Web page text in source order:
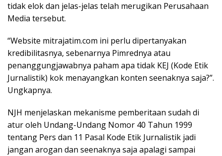
tidak elok dan jelas-jelas telah merugikan Perusahaan
Media tersebut.
“Website mitrajatim.com ini perlu dipertanyakan
kredibilitasnya, sebenarnya Pimrednya atau
penanggungjawabnya paham apa tidak KEJ (Kode Etik
Jurnalistik) kok menayangkan konten seenaknya saja?”.
Ungkapnya.
NJH menjelaskan mekanisme pemberitaan sudah di
atur oleh Undang-Undang Nomor 40 Tahun 1999
tentang Pers dan 11 Pasal Kode Etik Jurnalistik jadi
jangan arogan dan seenaknya saja apalagi sampai